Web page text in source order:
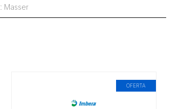
: Masser
OFERTA